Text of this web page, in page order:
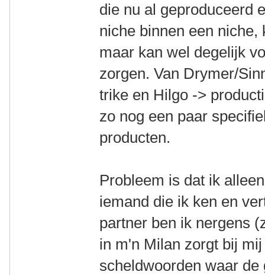
die nu al geproduceerd
niche binnen een
maar kan wel degelijk
zorgen. Van Drymer/
trike en Hilgo ->
zo nog een paar
producten.
Probleem is dat ik
iemand die ik ken en
partner ben ik nergens
in m'n Milan zorgt bij
scheldwoorden waar